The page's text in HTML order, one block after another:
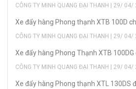
CÔNG TY MINH QUANG ĐẠI THANH | 29/ 04/
Xe đẩy hàng Phong thạnh XTB 100D
CÔNG TY MINH QUANG ĐẠI THANH | 29/ 04/
Xe đẩy hàng Phong Thạnh XTB
CÔNG TY MINH QUANG ĐẠI THANH | 29/ 04/
Xe đẩy hàng Phong thạnh XTL 130DS